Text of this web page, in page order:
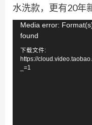
水洗款，更有20年
视
频
Media error:
found
下载文件:
https://
_=1